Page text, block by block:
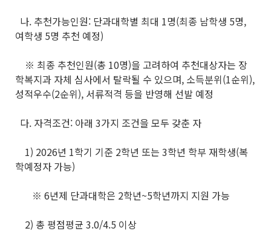
나. 추천가능인원: 단과대학별 최대 1명(최종 남학생 5명,
여학생 5명 추천 예정)
※ 최종 추천인원(총 10명)을 고려하여 추천대상자는 장
학복지과 자체 심사에서 탈락될 수 있으며, 소득분위(1순위),
성적우수(2순위), 서류적격 등을 반영해 선발 예정
다. 자격조건: 아래 3가지 조건을 모두 갖춘 자
1) 2026년 1학기 기준 2학년 또는 3학년 학부 재학생(복
학예정자 가능)
※ 6년제 단과대학은 2학년~5학년까지 지원 가능
2) 총 평점평균 3.0/4.5 이상